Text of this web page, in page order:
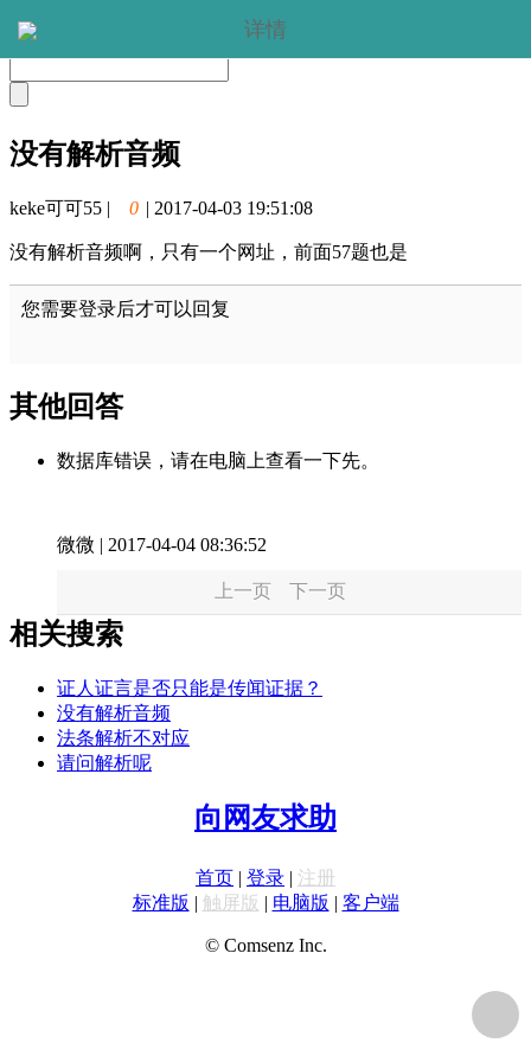
详情
没有解析音频
keke可可55 | 0 | 2017-04-03 19:51:08
没有解析音频啊，只有一个网址，前面57题也是
您需要登录后才可以回复
其他回答
数据库错误，请在电脑上查看一下先。
微微 | 2017-04-04 08:36:52
上一页 下一页
相关搜索
证人证言是否只能是传闻证据？
没有解析音频
法条解析不对应
请问解析呢
向网友求助
首页 | 登录 | 注册
标准版 | 触屏版 | 电脑版 | 客户端
© Comsenz Inc.